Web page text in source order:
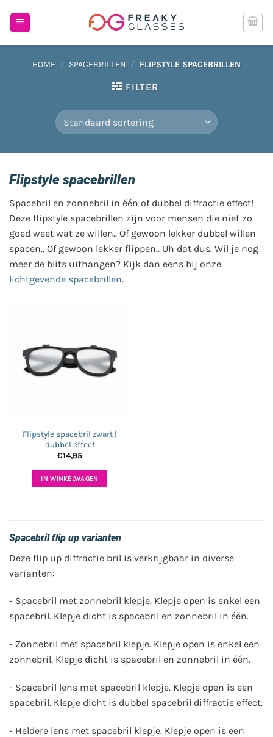
naar
HOME / SPACEBRILLEN / FLIPSTYLE SPACEBRILLEN
FILTER
Flipstyle spacebrillen
Spacebril en zonnebril in één of dubbel diffractie effect!
Deze flipstyle spacebrillen zijn voor mensen die niet zo
goed weet wat ze willen.. Of gewoon lekker dubbel willen
spacen.. Of gewoon lekker flippen.. Uh dat dus. Wil je nog
meer de blits uithangen? Kijk dan eens bij onze
lichtgevende spacebrillen.
Flipstyle spacebril zwart |
dubbel effect
€14,95
IN WINKELWAGEN
Spacebril flip up varianten
Deze flip up diffractie bril is verkrijgbaar in diverse
varianten:
- Spacebril met zonnebril klepje. Klepje open is enkel een
spacebril. Klepje dicht is spacebril en zonnebril in één.
- Zonnebril met spacebril klepje. Klepje open is enkel een
zonnebril. Klepje dicht is spacebril en zonnebril in één.
- Spacebril lens met spacebril klepje. Klepje open is een
spacebril. Klepje dicht is dubbel spacebril diffractie effect.
- Heldere lens met spacebril klepje. Klepje open is een